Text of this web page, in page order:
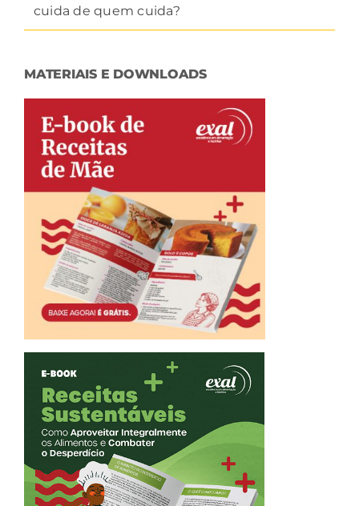
cuida de quem cuida?
MATERIAIS E DOWNLOADS